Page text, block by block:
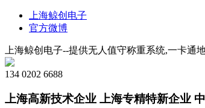
上海鲸创电子
官方微博
上海鲸创电子--提供无人值守称重系统,一卡通
134 0202 6688
上海高新技术企业 上海专精特新企业